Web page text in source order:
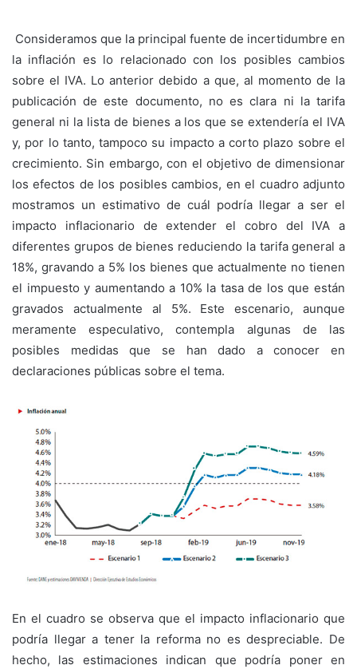
Consideramos que la principal fuente de incertidumbre en
la inflación es lo relacionado con los posibles cambios
sobre el IVA. Lo anterior debido a que, al momento de la
publicación de este documento, no es clara ni la tarifa
general ni la lista de bienes a los que se extendería el IVA
y, por lo tanto, tampoco su impacto a corto plazo sobre el
crecimiento. Sin embargo, con el objetivo de dimensionar
los efectos de los posibles cambios, en el cuadro adjunto
mostramos un estimativo de cuál podría llegar a ser el
impacto inflacionario de extender el cobro del IVA a
diferentes grupos de bienes reduciendo la tarifa general a
18%, gravando a 5% los bienes que actualmente no tienen
el impuesto y aumentando a 10% la tasa de los que están
gravados actualmente al 5%. Este escenario, aunque
meramente especulativo, contempla algunas de las
posibles medidas que se han dado a conocer en
declaraciones públicas sobre el tema.
En el cuadro se observa que el impacto inflacionario que
podría llegar a tener la reforma no es despreciable. De
hecho, las estimaciones indican que podría poner en